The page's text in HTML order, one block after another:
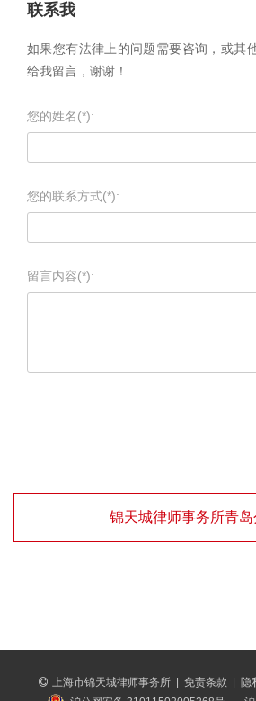
联系我
如果您有法律上的问题需要咨询，或其
给我留言，谢谢！
您的姓名(*):
您的联系方式(*):
留言内容(*):
锦天城律师事务所青岛
上海市锦天城律师事务所 免责条款 隐